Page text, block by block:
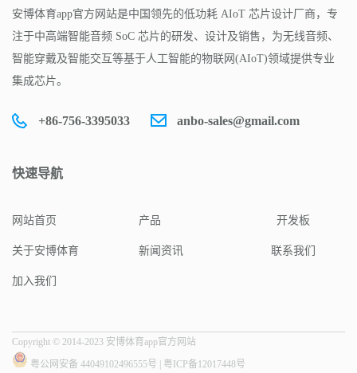
安博体育app官方网站是中国领先的低功耗 AIoT 芯片设计厂商，专
注于中高端智能音频 SoC 芯片的研发、设计及销售，为无线音频、
智能穿戴及智能交互等基于人工智能的物联网(AIoT)领域提供专业
集成芯片。
+86-756-3395033 anbo-sales@gmail.com
快速导航
网站首页 产品 开发板
关于安博体育 新闻资讯 联系我们
加入我们
Copyright © 2014-2023 安博体育app官方网站
粤公网安备 44049102496555号 | 粤ICP备12017448号